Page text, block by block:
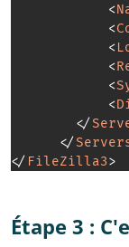
<
<
<
<
<
<
</
</
</ FileZilla3>
Étape 3 :